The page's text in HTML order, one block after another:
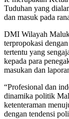
Tuduhan yang
dan masuk pada
DMI Wilayah
terpropokasi
tertentu yang
kepada para
masukan dan
“Profesional dan
dinamika politik
ketenteraman
dengan tendensi